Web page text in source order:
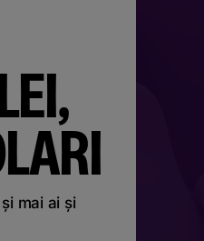
mai ai și